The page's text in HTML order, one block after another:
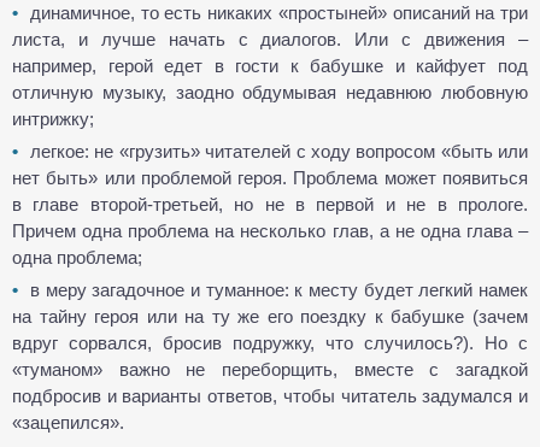
динамичное, то есть никаких «простыней» описаний на три
листа, и лучше начать с диалогов. Или с движения –
например, герой едет в гости к бабушке и кайфует под
отличную музыку, заодно обдумывая недавнюю любовную
интрижку;
легкое: не «грузить» читателей с ходу вопросом «быть или
нет быть» или проблемой героя. Проблема может появиться
в главе второй-третьей, но не в первой и не в прологе.
Причем одна проблема на несколько глав, а не одна глава –
одна проблема;
в меру загадочное и туманное: к месту будет легкий намек
на тайну героя или на ту же его поездку к бабушке (зачем
вдруг сорвался, бросив подружку, что случилось?). Но с
«туманом» важно не переборщить, вместе с загадкой
подбросив и варианты ответов, чтобы читатель задумался и
«зацепился».